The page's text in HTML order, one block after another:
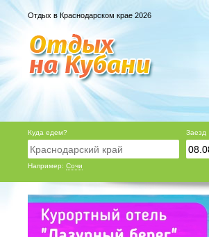
Отдых в Краснодарском крае 2026
Куда едем?
Например: Сочи
Заезд